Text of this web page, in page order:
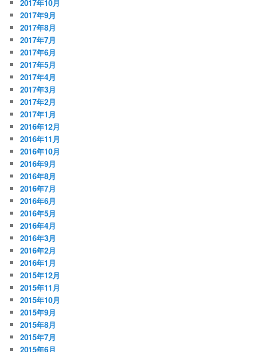
2017年10月
2017年9月
2017年8月
2017年7月
2017年6月
2017年5月
2017年4月
2017年3月
2017年2月
2017年1月
2016年12月
2016年11月
2016年10月
2016年9月
2016年8月
2016年7月
2016年6月
2016年5月
2016年4月
2016年3月
2016年2月
2016年1月
2015年12月
2015年11月
2015年10月
2015年9月
2015年8月
2015年7月
2015年6月